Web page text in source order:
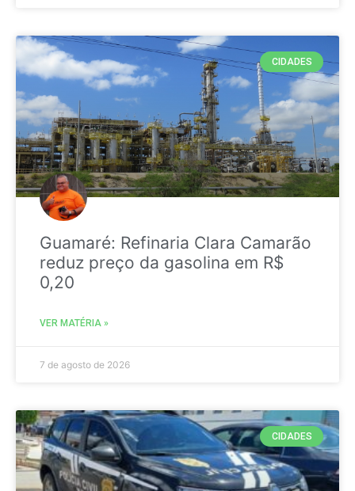
CIDADES
Guamaré: Refinaria Clara Camarão
reduz preço da gasolina em R$
0,20
VER MATÉRIA »
7 de agosto de 2026
CIDADES